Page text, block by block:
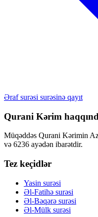
Əraf surəsi surəsinə qayıt
Qurani Kərim
Müqəddəs Qurani Kərimin
və 6236 ayədən ibarətdir.
Tez keçidlər
Yasin surəsi
Əl-Fatihə surəsi
Əl-Bəqərə surəsi
Əl-Mülk surəsi